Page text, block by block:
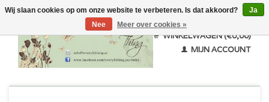
WINKELWAGEN (€0,00)
MIJN ACCOUNT
Wij slaan cookies op om onze website te verbeteren. Is dat akkoord?
Ja
Nee
Meer over cookies »